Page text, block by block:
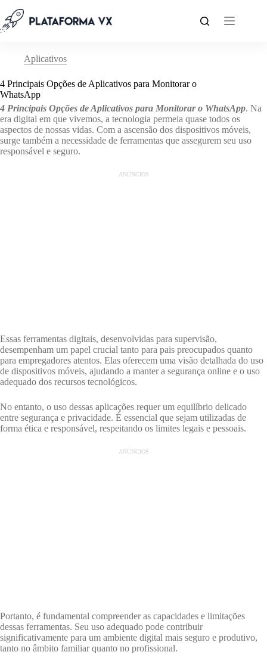
para
o
Aplicativos
4 Principais Opções de Aplicativos para Monitorar o
WhatsApp
4 Principais Opções de Aplicativos para Monitorar o WhatsApp. Na
era digital em que vivemos, a tecnologia permeia quase todos os
aspectos de nossas vidas. Com a ascensão dos dispositivos móveis,
surge também a necessidade de ferramentas que assegurem seu uso
responsável e seguro.
ANÚNCIOS
Essas ferramentas digitais, desenvolvidas para supervisão,
desempenham um papel crucial tanto para pais preocupados quanto
para empregadores atentos. Elas oferecem uma visão detalhada do uso
de dispositivos móveis, ajudando a manter a segurança online e o uso
adequado dos recursos tecnológicos.
No entanto, o uso dessas aplicações requer um equilíbrio delicado
entre segurança e privacidade. É essencial que sejam utilizadas de
forma ética e responsável, respeitando os limites legais e pessoais.
ANÚNCIOS
Portanto, é fundamental compreender as capacidades e limitações
dessas ferramentas. Seu uso adequado pode contribuir
significativamente para um ambiente digital mais seguro e produtivo,
tanto no âmbito familiar quanto no profissional.